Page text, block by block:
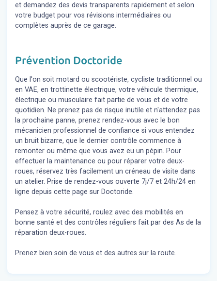
et demandez des devis transparents rapidement et selon
votre budget pour vos révisions intermédiaires ou
complètes auprès de ce garage.
Prévention Doctoride
Que l'on soit motard ou scootériste, cycliste traditionnel ou
en VAE, en trottinette électrique, votre véhicule thermique,
électrique ou musculaire fait partie de vous et de votre
quotidien. Ne prenez pas de risque inutile et n'attendez pas
la prochaine panne, prenez rendez-vous avec le bon
mécanicien professionnel de confiance si vous entendez
un bruit bizarre, que le dernier contrôle commence à
remonter ou même que vous avez eu un pépin. Pour
effectuer la maintenance ou pour réparer votre deux-
roues, réservez très facilement un créneau de visite dans
un atelier. Prise de rendez-vous ouverte 7j/7 et 24h/24 en
ligne depuis cette page sur Doctoride.
Pensez à votre sécurité, roulez avec des mobilités en
bonne santé et des contrôles réguliers fait par des As de la
réparation deux-roues.
Prenez bien soin de vous et des autres sur la route.